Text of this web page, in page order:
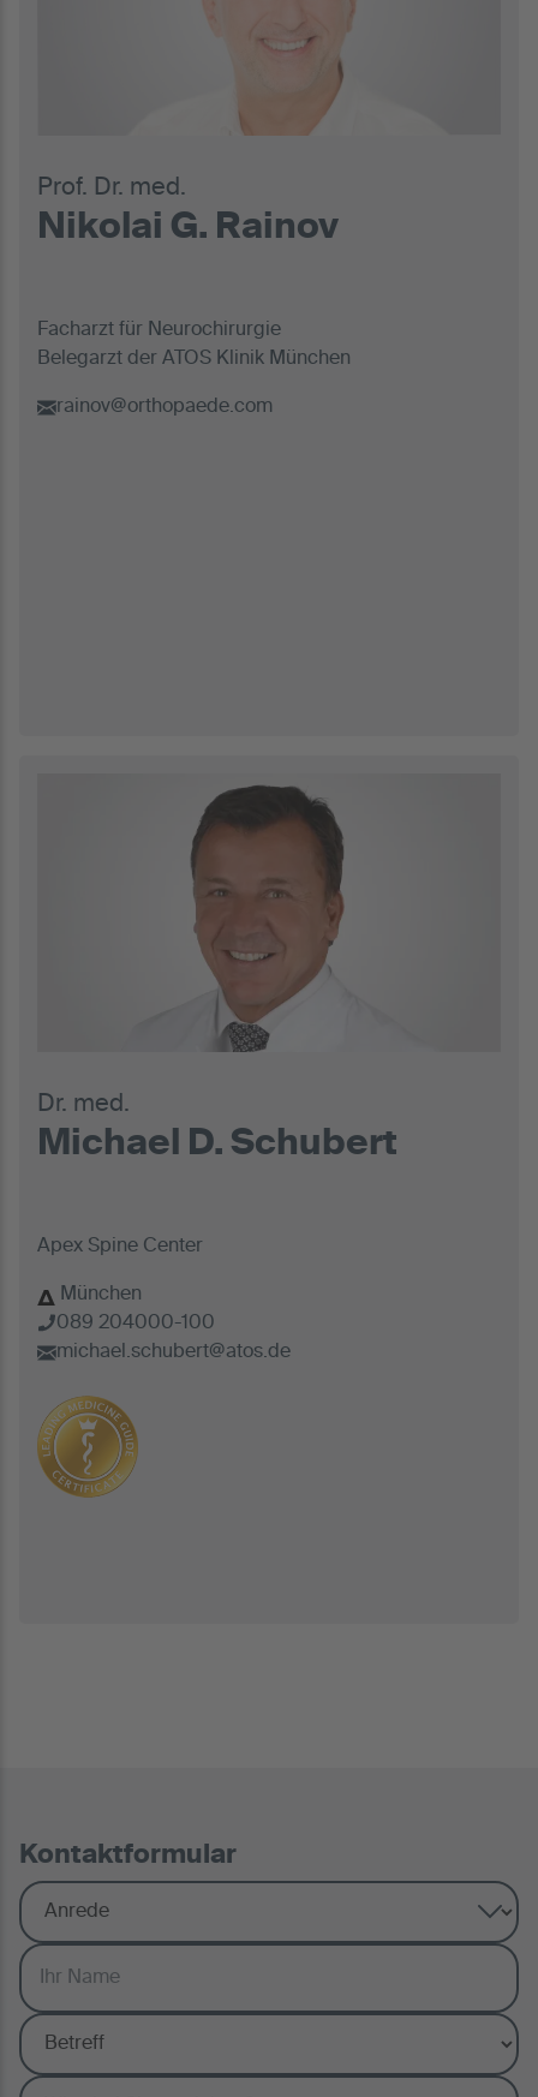
Prof. Dr. med.
Nikolai G. Rainov
Facharzt für Neurochirurgie
Belegarzt der ATOS Klinik München
rainov@orthopaede.com
Dr. med.
Michael D. Schubert
Apex Spine Center
München
089 204000-100
michael.schubert@atos.de
Kontaktformular